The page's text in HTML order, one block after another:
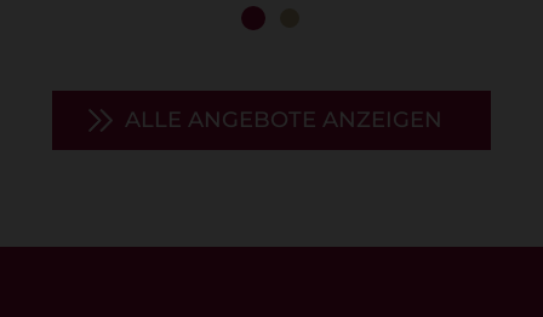
ALLE ANGEBOTE ANZEIGEN